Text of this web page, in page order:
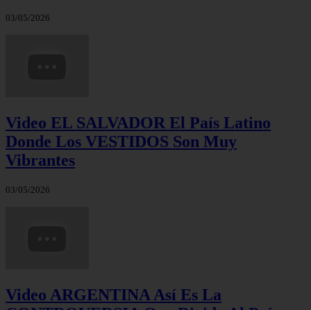
03/05/2026
Video EL SALVADOR El País Latino
Donde Los VESTIDOS Son Muy
Vibrantes
03/05/2026
Video ARGENTINA Así Es La